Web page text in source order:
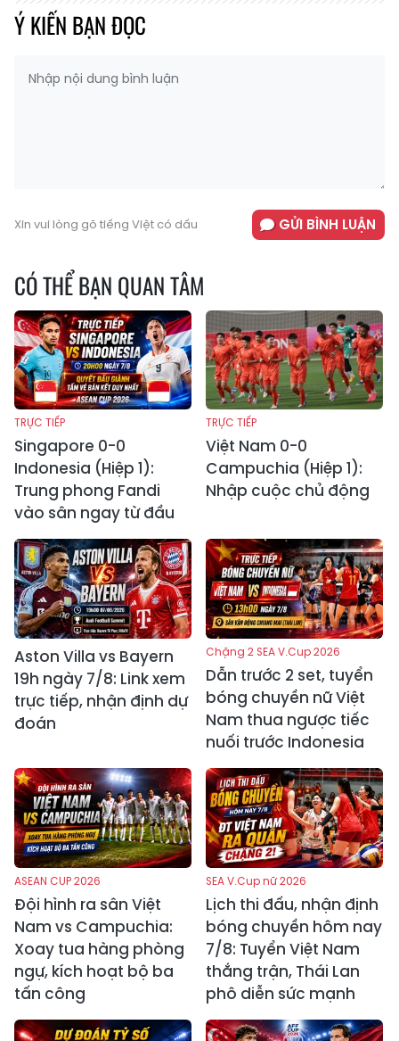
Ý KIẾN BẠN ĐỌC
Xin vui lòng gõ tiếng Việt có dấu GỬI BÌNH LUẬN
CÓ THỂ BẠN QUAN TÂM
TRỰC TIẾP
Singapore 0-0
Indonesia (Hiệp 1):
Trung phong Fandi
vào sân ngay từ đầu
TRỰC TIẾP
Việt Nam 0-0
Campuchia (Hiệp 1):
Nhập cuộc chủ động
Aston Villa vs Bayern
19h ngày 7/8: Link xem
trực tiếp, nhận định dự
đoán
Chặng 2 SEA V.Cup 2026
Dẫn trước 2 set, tuyển
bóng chuyền nữ Việt
Nam thua ngược tiếc
nuối trước Indonesia
ASEAN CUP 2026
Đội hình ra sân Việt
Nam vs Campuchia:
Xoay tua hàng phòng
ngự, kích hoạt bộ ba
tấn công
SEA V.Cup nữ 2026
Lịch thi đấu, nhận định
bóng chuyền hôm nay
7/8: Tuyển Việt Nam
thắng trận, Thái Lan
phô diễn sức mạnh